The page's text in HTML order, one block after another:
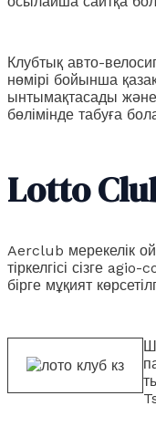
Клубтық авто-
нөмірі бойынша
ынтымақтасады және
бөлімінде табуға
Lotto
Aerclub мерекелік
тіркелгісі сізге
бірге мұқият